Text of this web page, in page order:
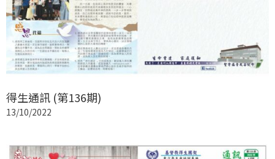
得生通訊 (第136期)
13/10/2022